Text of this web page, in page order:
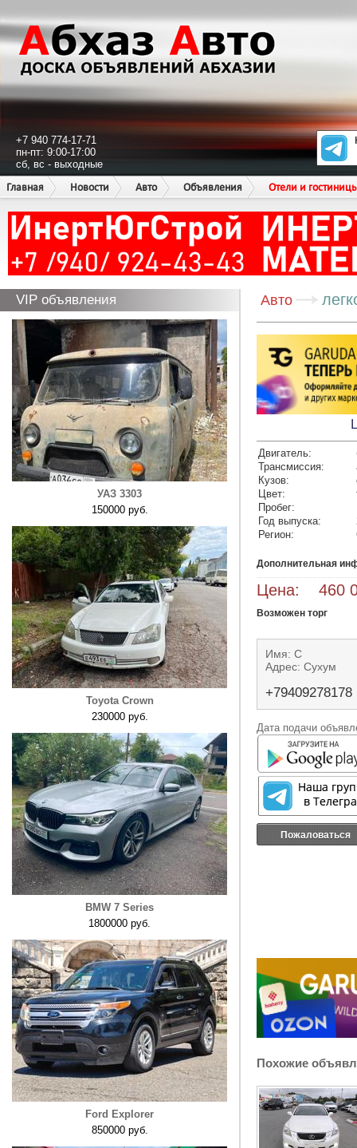
+7 940 774-17-71
пн-пт: 9:00-17:00
сб, вс - выходные
Главная
Новости Авто Объявления Отели и
VIP объявления
УАЗ 3303
150000 руб.
Toyota Crown
230000 руб.
BMW 7 Series
1800000 руб.
Ford Explorer
850000 руб.
Авто
Двигатель:
Трансмиссия:
Кузов:
Цвет:
Пробег:
Год выпуска:
Регион:
Дополнительная
Цена: 460
Возможен торг
Имя: С
Адрес: Сухум
+79409278178
Дата подачи
Пожаловаться
Похожие